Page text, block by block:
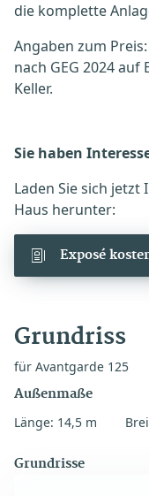
die komplette
Angaben zum
nach GEG 2024
Keller.
Sie haben
Laden Sie sich jetzt
Haus herunter:
Exposé
Grundriss
für Avantgarde 125
Außenmaße
Länge: 14,5 m
Grundrisse